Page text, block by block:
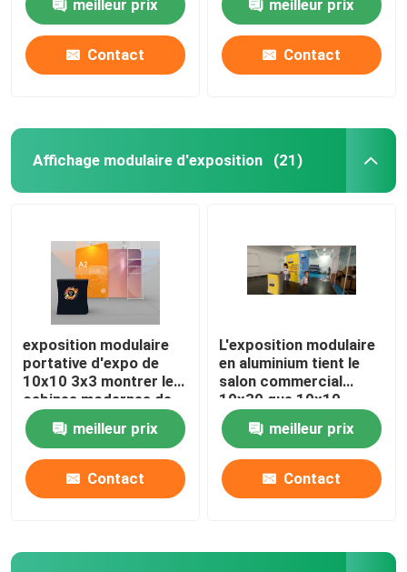
l'événementmeilleur prix
Contact
commercial 20x20
meilleur prix
Contact
Affichage modulaire d'exposition (21)
exposition modulaire
portative d'expo de
10x10 3x3 montrer les
cabines modernes de
salon commercial
meilleur prix
Contact
L'exposition modulaire
en aluminium tient le
salon commercial
10x30 que 10x10
sautent la cabine
meilleur prix
Contact